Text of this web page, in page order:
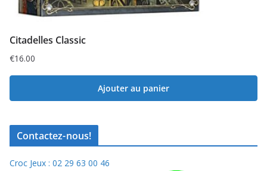
Citadelles Classic
€16.00
Ajouter au panier
Contactez-nous!
Croc Jeux : 02 29 63 00 46